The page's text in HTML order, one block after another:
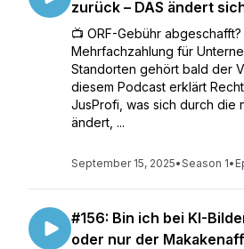
zurück – DAS ändert
📺 ORF-Gebühr
Mehrfachzahlung für
Standorten gehört bald der
diesem Podcast erklärt
JusProfi, was sich durch die
ändert, ...
September 15, 2025•Season 1•
#156: Bin ich bei KI-
oder nur der